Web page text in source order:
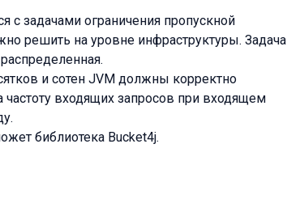
с задачами ограничения пропускной
решить на уровне инфраструктуры. Задача
и сотен JVM должны корректно
входящих запросов при входящем
библиотека Bucket4j.